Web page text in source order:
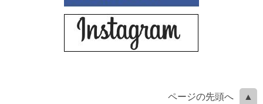
ページの先頭へ